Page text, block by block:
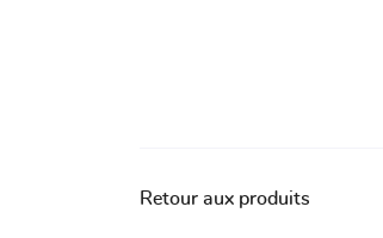
Retour aux produits